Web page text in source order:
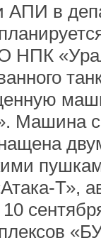
АПИ в
НПК
Машина
Т»,